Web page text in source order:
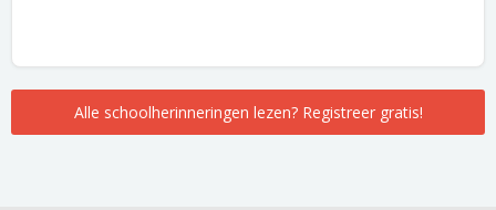
Alle schoolherinneringen lezen? Registreer gratis!